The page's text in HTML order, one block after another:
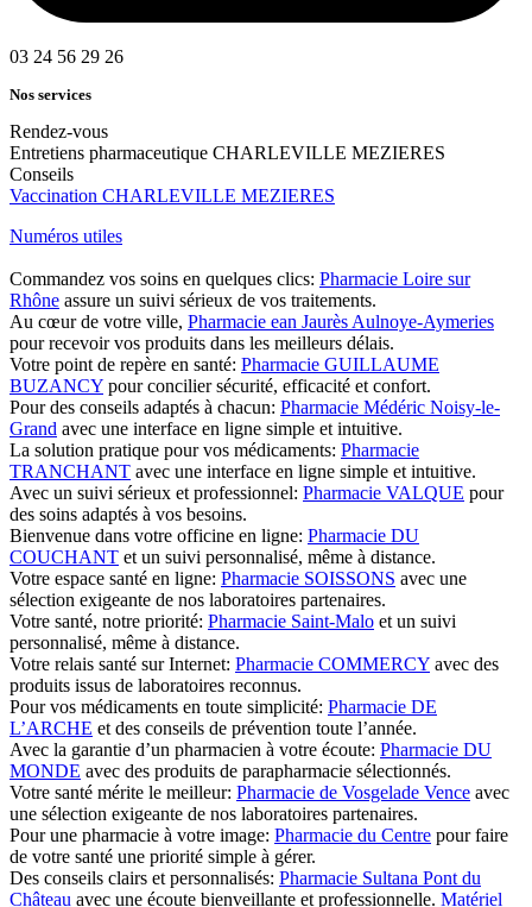
03 24 56 29 26
Nos services
Rendez-vous
Entretiens pharmaceutique CHARLEVILLE MEZIERES
Conseils
Vaccination CHARLEVILLE MEZIERES
Numéros utiles
Commandez vos soins en quelques clics: Pharmacie Loire sur
Rhône assure un suivi sérieux de vos traitements.
Au cœur de votre ville, Pharmacie ean Jaurès Aulnoye-Aymeries
pour recevoir vos produits dans les meilleurs délais.
Votre point de repère en santé: Pharmacie GUILLAUME
BUZANCY pour concilier sécurité, efficacité et confort.
Pour des conseils adaptés à chacun: Pharmacie Médéric Noisy-le-
Grand avec une interface en ligne simple et intuitive.
La solution pratique pour vos médicaments: Pharmacie
TRANCHANT avec une interface en ligne simple et intuitive.
Avec un suivi sérieux et professionnel: Pharmacie VALQUE pour
des soins adaptés à vos besoins.
Bienvenue dans votre officine en ligne: Pharmacie DU
COUCHANT et un suivi personnalisé, même à distance.
Votre espace santé en ligne: Pharmacie SOISSONS avec une
sélection exigeante de nos laboratoires partenaires.
Votre santé, notre priorité: Pharmacie Saint-Malo et un suivi
personnalisé, même à distance.
Votre relais santé sur Internet: Pharmacie COMMERCY avec des
produits issus de laboratoires reconnus.
Pour vos médicaments en toute simplicité: Pharmacie DE
L’ARCHE et des conseils de prévention toute l’année.
Avec la garantie d’un pharmacien à votre écoute: Pharmacie DU
MONDE avec des produits de parapharmacie sélectionnés.
Votre santé mérite le meilleur: Pharmacie de Vosgelade Vence avec
une sélection exigeante de nos laboratoires partenaires.
Pour une pharmacie à votre image: Pharmacie du Centre pour faire
de votre santé une priorité simple à gérer.
Des conseils clairs et personnalisés: Pharmacie Sultana Pont du
Château avec une écoute bienveillante et professionnelle. Matériel